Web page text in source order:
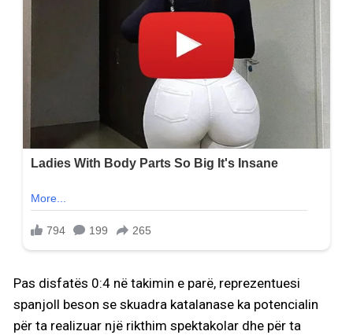
Pas disfatës 0:4 në takimin e parë, reprezentuesi
spanjoll beson se skuadra katalanase ka potencialin
për ta realizuar një rikthim spektakolar dhe për ta